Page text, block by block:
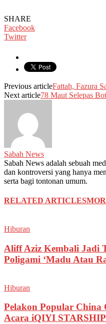
SHARE
Facebook
Twitter
Previous articleFattah, Fazura
Next article78 Maut Selepas
Sabah News
Sabah News adalah sebuah
dan kontroversi yang hanya
serta bagi tontonan umum.
RELATED ARTICLES
Hiburan
Aliff Aziz Kembali Jadi
Poligami ‘Madu Atau
Hiburan
Pelakon Popular China
Acara iQIYI